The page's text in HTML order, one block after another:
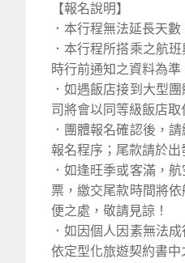
【報名說明】
．本行程無法延長天
．本行程所搭乘之航
時行前通知之資料為準
．如遇飯店接到大型
司將會以同等級飯店取
．團體報名確認後，
報名程序；尾款請於出
．如逢旺季或客滿，
票，繳交尾款時間將
便之處，敬請見諒！
．如因個人因素無法
依定型化旅遊契約書中